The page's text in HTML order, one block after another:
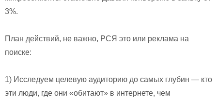
3%.
План действий, не важно, РСЯ это или реклама на
поиске:
1) Исследуем целевую аудиторию до самых глубин — кто
эти люди, где они «обитают» в интернете, чем